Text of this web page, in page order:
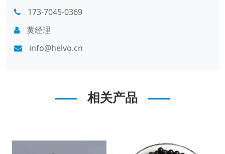
173-7045-0369
黄经理
info@helvo.cn
相关产品